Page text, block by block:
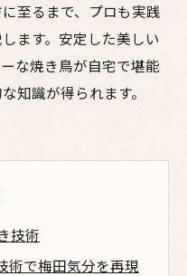
至るまで、プロも実践
ます。安定した美しい
な焼き鳥が自宅で堪能
知識が得られます。
技術
術で梅田気分を再現